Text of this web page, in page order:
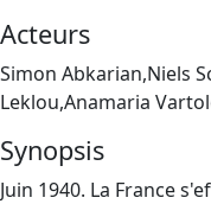
Acteurs
Simon Abkarian,Niels
Leklou,Anamaria
Synopsis
Juin 1940. La France